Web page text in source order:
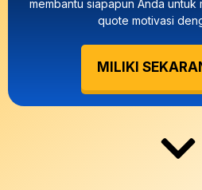
membantu siapapun Anda
quote motivasi
MILIKI